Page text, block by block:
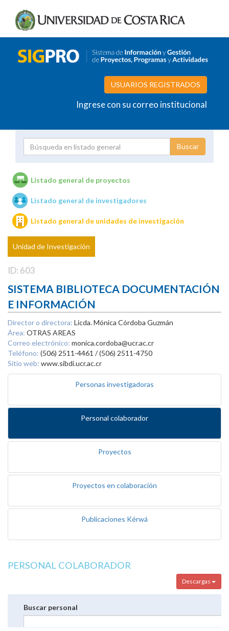
USUARIOS REGISTRADOS
Ingrese con su correo institucional
Unidades de investigación
Listado general de proyectos
Listado general de investigadores
Listado general de unidades de investigación
Unidad de Investigación
ID: 603
SISTEMA BIBLIOTECA DOCUMENTACIÓN
E INFORMACIÓN
Director o directora: Licda. Mónica Córdoba Guzmán
Área: OTRAS AREAS
Correo electrónico: monica.cordoba@ucr.ac.cr
Teléfono: (506) 2511-4461 / (506) 2511-4750
Sitio web: www.sibdi.ucr.ac.cr
Personas investigadoras
Personal colaborador
Proyectos
Proyectos en colaboración
Publicaciones Kérwá
PERSONAL COLABORADOR
Descargas
Buscar personal